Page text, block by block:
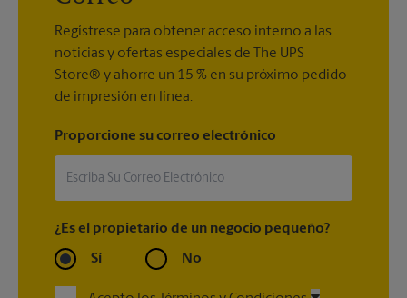
Regístrese para obtener acceso interno a las
noticias y ofertas especiales de The UPS
Store® y ahorre un 15 % en su próximo pedido
de impresión en línea.
Proporcione su correo electrónico
¿Es el propietario de un negocio pequeño?
Sí No